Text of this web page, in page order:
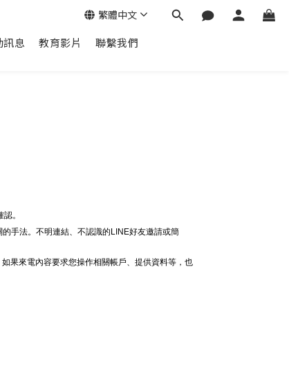
訊息 教育影片 聯繫我們
繁體中文
。
手法。不明連結、不認識的LINE好友邀請或簡
果來電內容要求您操作相關帳戶、提供資料等，也